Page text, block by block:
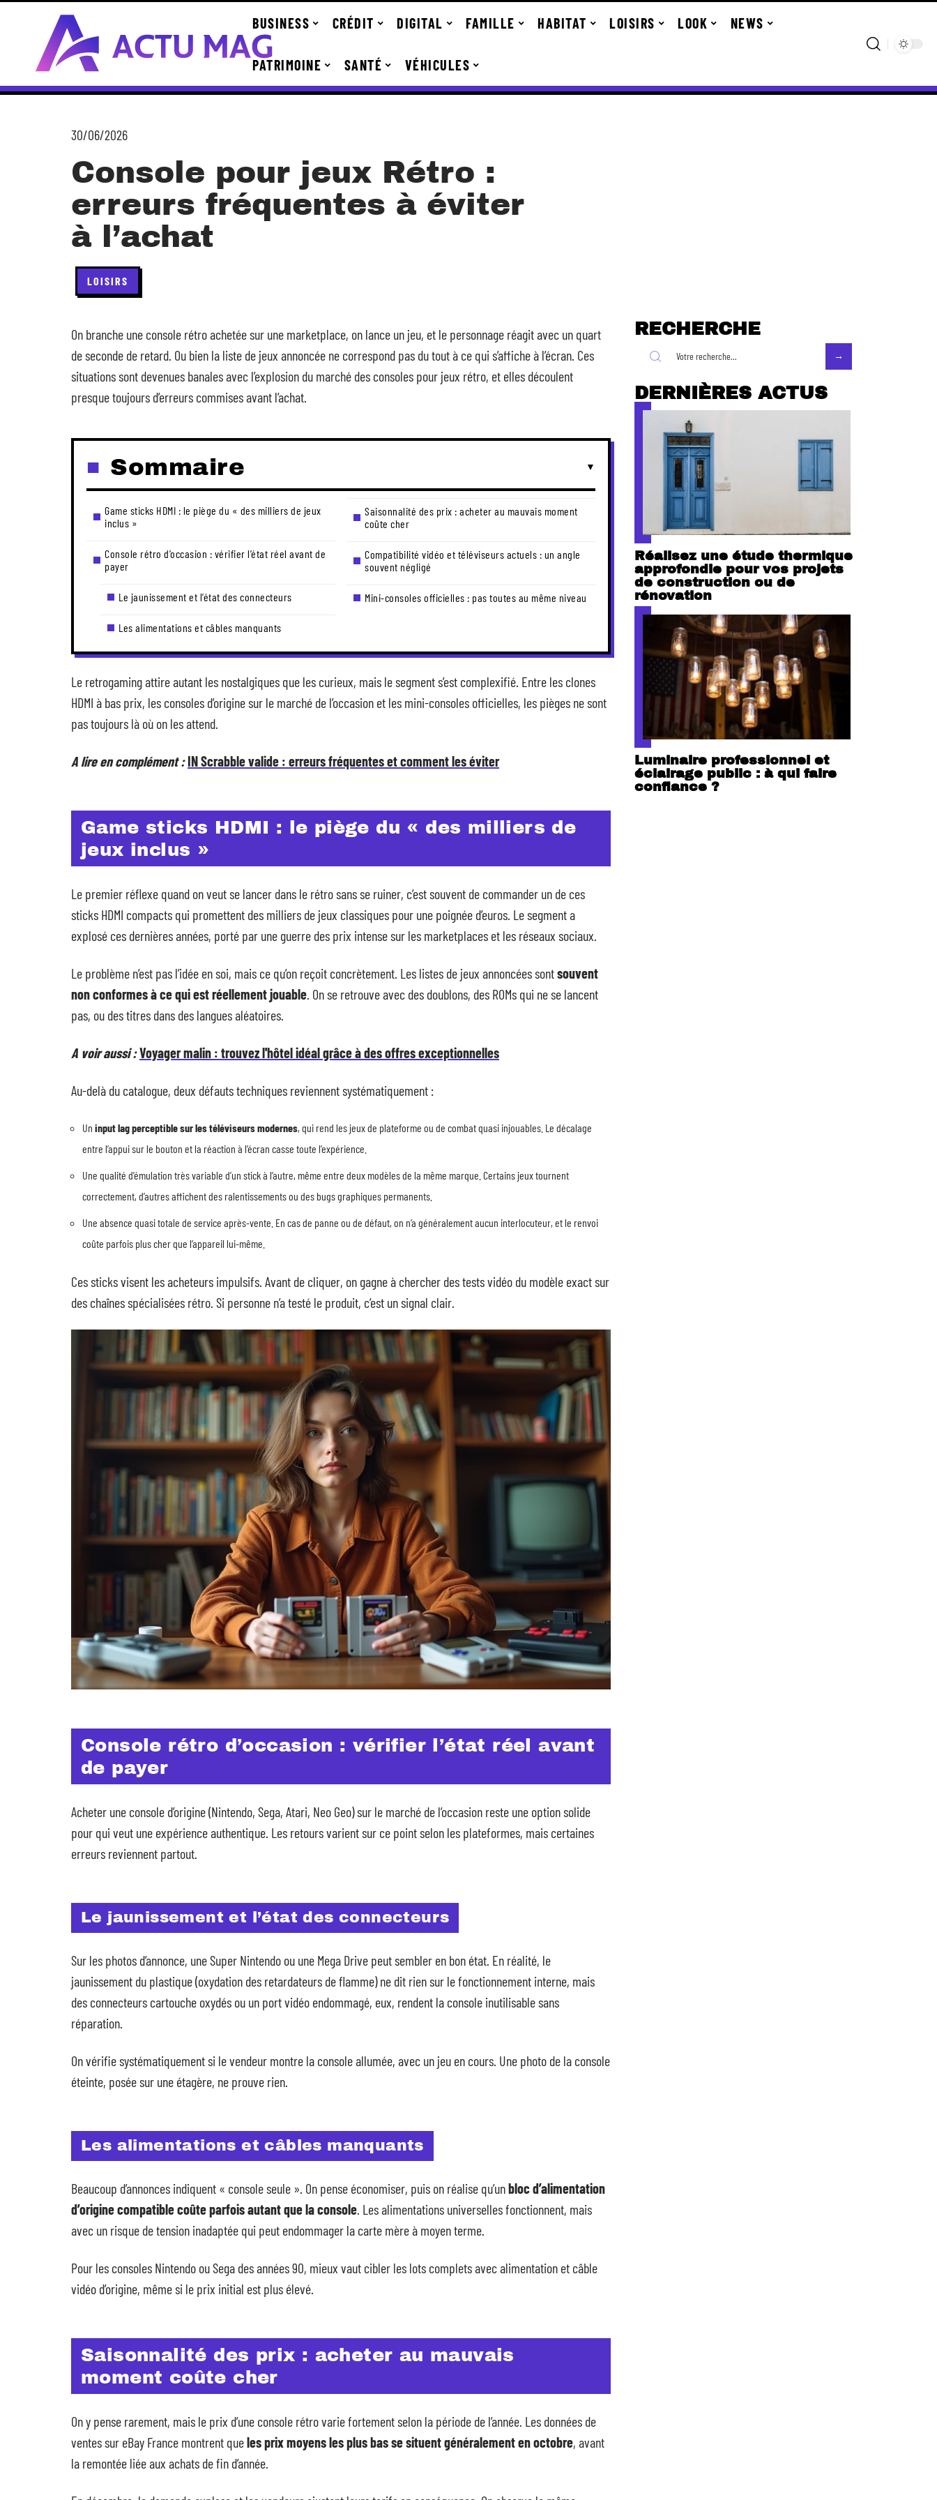
BUSINESS CRÉDIT DIGITAL FAMILLE HABITAT LOISIRS LOOK NEWS
PATRIMOINE SANTÉ VÉHICULES
30/06/2026
Console pour jeux Rétro :
erreurs fréquentes à éviter
à l’achat
LOISIRS
On branche une console rétro achetée sur une marketplace, on lance un jeu, et le personnage réagit avec un quart
de seconde de retard. Ou bien la liste de jeux annoncée ne correspond pas du tout à ce qui s’affiche à l’écran. Ces
situations sont devenues banales avec l’explosion du marché des consoles pour jeux rétro, et elles découlent
presque toujours d’erreurs commises avant l’achat.
Sommaire
Game sticks HDMI : le piège du « des milliers de jeux
inclus »
Console rétro d’occasion : vérifier l’état réel avant de
payer
Le jaunissement et l’état des connecteurs
Les alimentations et câbles manquants
Saisonnalité des prix : acheter au mauvais moment
coûte cher
Compatibilité vidéo et téléviseurs actuels : un angle
souvent négligé
Mini-consoles officielles : pas toutes au même niveau
Le retrogaming attire autant les nostalgiques que les curieux, mais le segment s’est complexifié. Entre les clones
HDMI à bas prix, les consoles d’origine sur le marché de l’occasion et les mini-consoles officielles, les pièges ne sont
pas toujours là où on les attend.
A lire en complément :IN Scrabble valide : erreurs fréquentes et comment les éviter
Game sticks HDMI : le piège du « des milliers de
jeux inclus »
Le premier réflexe quand on veut se lancer dans le rétro sans se ruiner, c’est souvent de commander un de ces
sticks HDMI compacts qui promettent des milliers de jeux classiques pour une poignée d’euros. Le segment a
explosé ces dernières années, porté par une guerre des prix intense sur les marketplaces et les réseaux sociaux.
Le problème n’est pas l’idée en soi, mais ce qu’on reçoit concrètement. Les listes de jeux annoncées sontsouvent
non conformes à ce qui est réellement jouable. On se retrouve avec des doublons, des ROMs qui ne se lancent
pas, ou des titres dans des langues aléatoires.
A voir aussi :Voyager malin : trouvez l'hôtel idéal grâce à des offres exceptionnelles
Au-delà du catalogue, deux défauts techniques reviennent systématiquement :
Un input lag perceptible sur les téléviseurs modernes, qui rend les jeux de plateforme ou de combat quasi injouables. Le décalage
entre l’appui sur le bouton et la réaction à l’écran casse toute l’expérience.
Une qualité d’émulation très variable d’un stick à l’autre, même entre deux modèles de la même marque. Certains jeux tournent
correctement, d’autres affichent des ralentissements ou des bugs graphiques permanents.
Une absence quasi totale de service après-vente. En cas de panne ou de défaut, on n’a généralement aucun interlocuteur, et le renvoi
coûte parfois plus cher que l’appareil lui-même.
Ces sticks visent les acheteurs impulsifs. Avant de cliquer, on gagne à chercher des tests vidéo du modèle exact sur
des chaînes spécialisées rétro. Si personne n’a testé le produit, c’est un signal clair.
Console rétro d’occasion : vérifier l’état réel avant
de payer
Acheter une console d’origine (Nintendo, Sega, Atari, Neo Geo) sur le marché de l’occasion reste une option solide
pour qui veut une expérience authentique. Les retours varient sur ce point selon les plateformes, mais certaines
erreurs reviennent partout.
Le jaunissement et l’état des connecteurs
Sur les photos d’annonce, une Super Nintendo ou une Mega Drive peut sembler en bon état. En réalité, le
jaunissement du plastique (oxydation des retardateurs de flamme) ne dit rien sur le fonctionnement interne, mais
des connecteurs cartouche oxydés ou un port vidéo endommagé, eux, rendent la console inutilisable sans
réparation.
On vérifie systématiquement si le vendeur montre la console allumée, avec un jeu en cours. Une photo de la console
éteinte, posée sur une étagère, ne prouve rien.
Les alimentations et câbles manquants
Beaucoup d’annonces indiquent « console seule ». On pense économiser, puis on réalise qu’unbloc d’alimentation
d’origine compatible coûte parfois autant que la console. Les alimentations universelles fonctionnent, mais
avec un risque de tension inadaptée qui peut endommager la carte mère à moyen terme.
Pour les consoles Nintendo ou Sega des années 90, mieux vaut cibler les lots complets avec alimentation et câble
vidéo d’origine, même si le prix initial est plus élevé.
Saisonnalité des prix : acheter au mauvais
moment coûte cher
On y pense rarement, mais le prix d’une console rétro varie fortement selon la période de l’année. Les données de
ventes sur eBay France montrent queles prix moyens les plus bas se situent généralement en octobre, avant
la remontée liée aux achats de fin d’année.
RECHERCHE
DERNIÈRES ACTUS
Réalisez une étude thermique
approfondie pour vos projets
de construction ou de
rénovation
Luminaire professionnel et
éclairage public : à qui faire
confiance ?